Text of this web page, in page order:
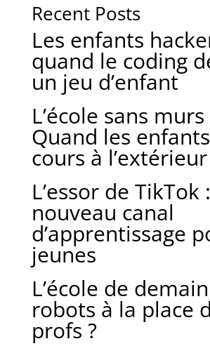
Recent Posts
Les enfants
quand le coding
un jeu d’enfant
L’école sans murs
Quand les
cours à
L’essor de TikTok
nouveau canal
d’apprentissage
jeunes
L’école de
robots à la place
profs ?